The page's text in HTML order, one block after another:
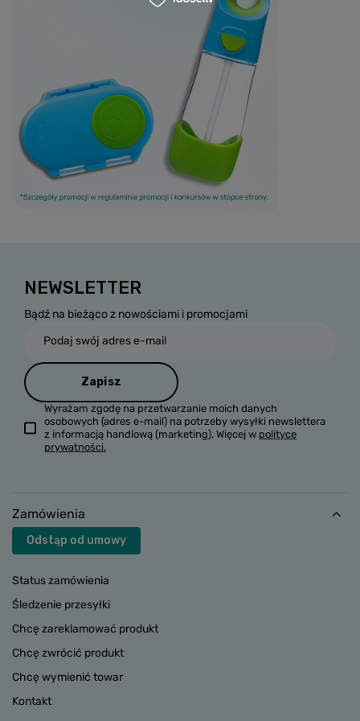
NEWSLETTER
Bądź na bieżąco z nowościami i promocjami
Podaj swój adres e-mail
Zapisz
Wyrażam zgodę na przetwarzanie moich danych
osobowych (adres e-mail) na potrzeby wysyłki newslettera
z informacją handlową (marketing). Więcej w polityce
prywatności.
Zamówienia
Odstąp od umowy
Status zamówienia
Śledzenie przesyłki
Chcę zareklamować produkt
Chcę zwrócić produkt
Chcę wymienić towar
Kontakt